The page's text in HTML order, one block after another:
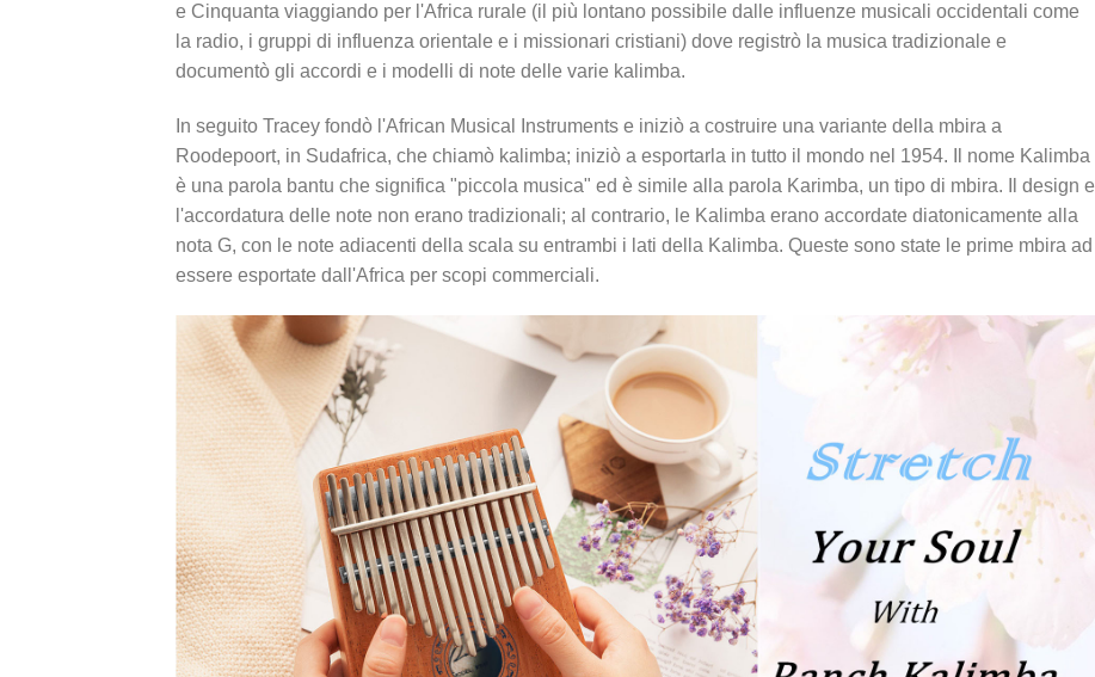
e Cinquanta viaggiando per l'Africa rurale (il più lontano possibile dalle influenze musicali occidentali come
la radio, i gruppi di influenza orientale e i missionari cristiani) dove registrò la musica tradizionale e
documentò gli accordi e i modelli di note delle varie kalimba.
In seguito Tracey fondò l'African Musical Instruments e iniziò a costruire una variante della mbira a
Roodepoort, in Sudafrica, che chiamò kalimba; iniziò a esportarla in tutto il mondo nel 1954. Il nome Kalimba
è una parola bantu che significa "piccola musica" ed è simile alla parola Karimba, un tipo di mbira. Il design e
l'accordatura delle note non erano tradizionali; al contrario, le Kalimba erano accordate diatonicamente alla
nota G, con le note adiacenti della scala su entrambi i lati della Kalimba. Queste sono state le prime mbira ad
essere esportate dall'Africa per scopi commerciali.